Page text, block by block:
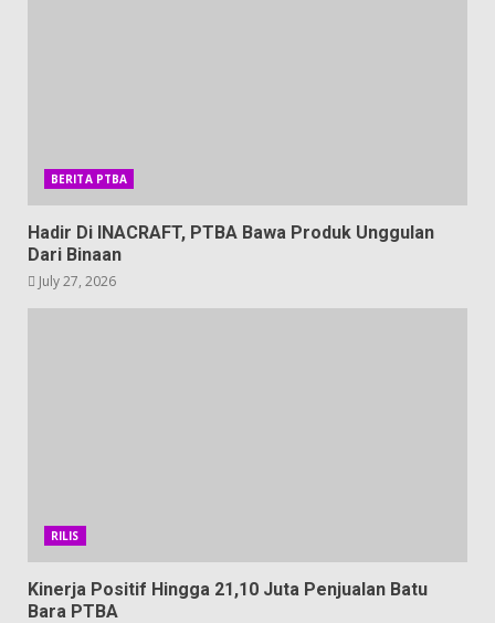
BERITA PTBA
Hadir Di INACRAFT, PTBA Bawa Produk Unggulan
Dari Binaan
July 27, 2026
RILIS
Kinerja Positif Hingga 21,10 Juta Penjualan Batu
Bara PTBA